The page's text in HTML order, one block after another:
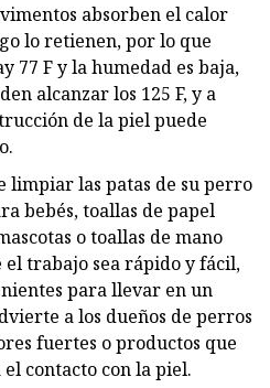
absorben el calor
lo retienen, por lo que
77 F y la humedad es baja,
alcanzar los 125 F, y a
de la piel puede
limpiar las patas de su perro
bebés, toallas de papel
o toallas de mano
el trabajo sea rápido y fácil,
para llevar en un
a los dueños de perros
fuertes o productos que
contacto con la piel.